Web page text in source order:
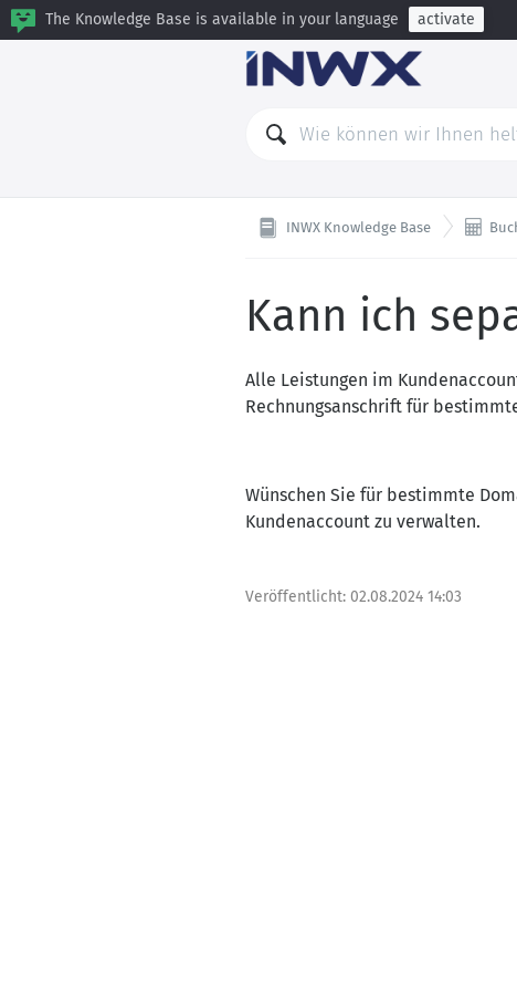
The Knowledge Base is available in your language activate
INWX Knowledge Base 
Kann ich
Alle Leistungen im
Rechnungsanschrift für
Wünschen Sie für bestimmte
Kundenaccount zu verwalten.
Veröffentlicht: 02.08.2024 14:03